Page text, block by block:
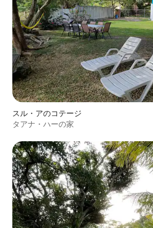
スル・アのコテージ
タアナ・ハーの家